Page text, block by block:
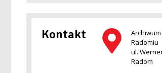
Kontakt
Radomiu
ul.
Radom